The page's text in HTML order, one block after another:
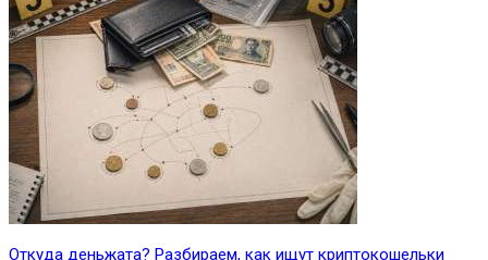
Откуда деньжата? Разбираем, как ищут криптокошельки